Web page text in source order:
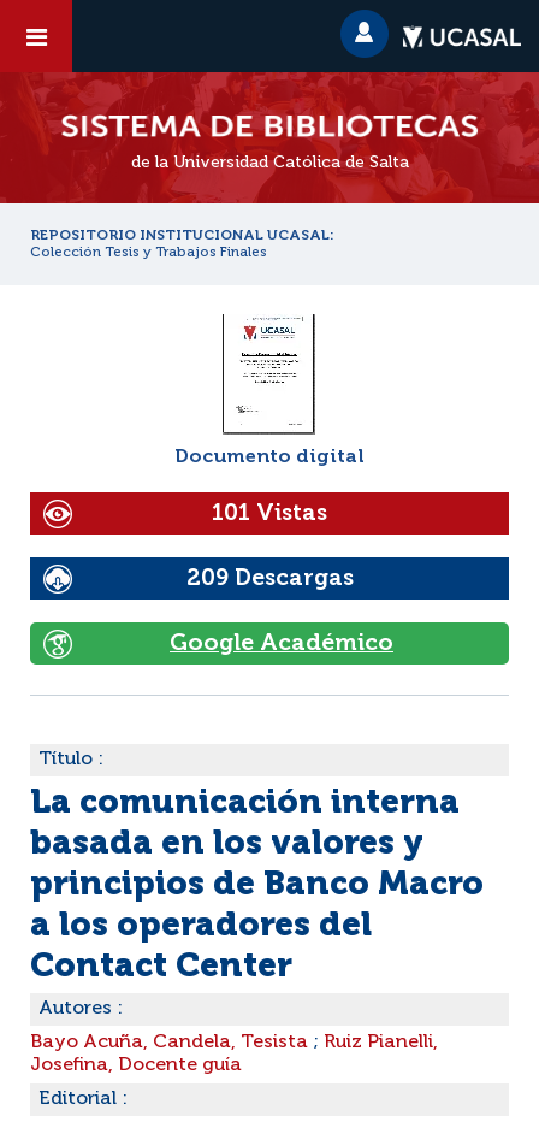
de la Universidad Católica de Salta
REPOSITORIO INSTITUCIONAL UCASAL:
Colección Tesis y Trabajos Finales
Documento digital
101 Vistas
209 Descargas
Google Académico
Título :
La comunicación interna
basada en los valores y
principios de Banco Macro
a los operadores del
Contact Center
Autores :
Bayo Acuña, Candela, Tesista ; Ruiz Pianelli,
Josefina, Docente guía
Editorial :